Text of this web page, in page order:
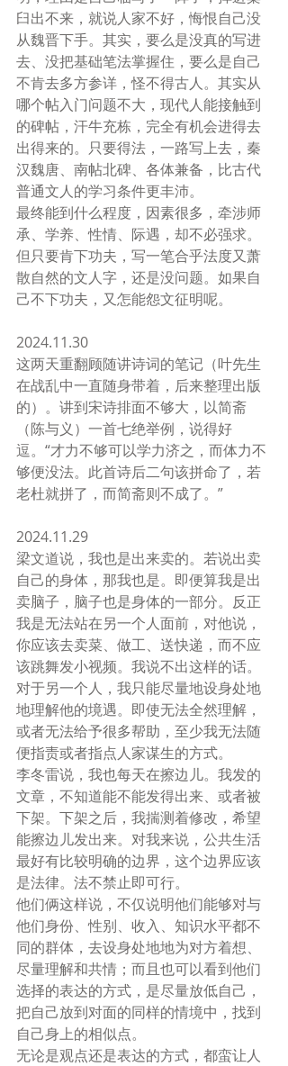
臼出不来，就说人家不好，悔恨自己没
从魏晋下手。其实，要么是没真的写进
去、没把基础笔法掌握住，要么是自己
不肯去多方参详，怪不得古人。其实从
哪个帖入门问题不大，现代人能接触到
的碑帖，汗牛充栋，完全有机会进得去
出得来的。只要得法，一路写上去，秦
汉魏唐、南帖北碑、各体兼备，比古代
普通文人的学习条件更丰沛。
最终能到什么程度，因素很多，牵涉师
承、学养、性情、际遇，却不必强求。
但只要肯下功夫，写一笔合乎法度又萧
散自然的文人字，还是没问题。如果自
己不下功夫，又怎能怨文征明呢。
2024.11.30
这两天重翻顾随讲诗词的笔记（叶先生
在战乱中一直随身带着，后来整理出版
的）。讲到宋诗排面不够大，以简斋
（陈与义）一首七绝举例，说得好
逗。“才力不够可以学力济之，而体力不
够便没法。此首诗后二句该拼命了，若
老杜就拼了，而简斋则不成了。”
2024.11.29
梁文道说，我也是出来卖的。若说出卖
自己的身体，那我也是。即便算我是出
卖脑子，脑子也是身体的一部分。反正
我是无法站在另一个人面前，对他说，
你应该去卖菜、做工、送快递，而不应
该跳舞发小视频。我说不出这样的话。
对于另一个人，我只能尽量地设身处地
地理解他的境遇。即使无法全然理解，
或者无法给予很多帮助，至少我无法随
便指责或者指点人家谋生的方式。
李冬雷说，我也每天在擦边儿。我发的
文章，不知道能不能发得出来、或者被
下架。下架之后，我揣测着修改，希望
能擦边儿发出来。对我来说，公共生活
最好有比较明确的边界，这个边界应该
是法律。法不禁止即可行。
他们俩这样说，不仅说明他们能够对与
他们身份、性别、收入、知识水平都不
同的群体，去设身处地地为对方着想、
尽量理解和共情；而且也可以看到他们
选择的表达的方式，是尽量放低自己，
把自己放到对面的同样的情境中，找到
自己身上的相似点。
无论是观点还是表达的方式，都蛮让人